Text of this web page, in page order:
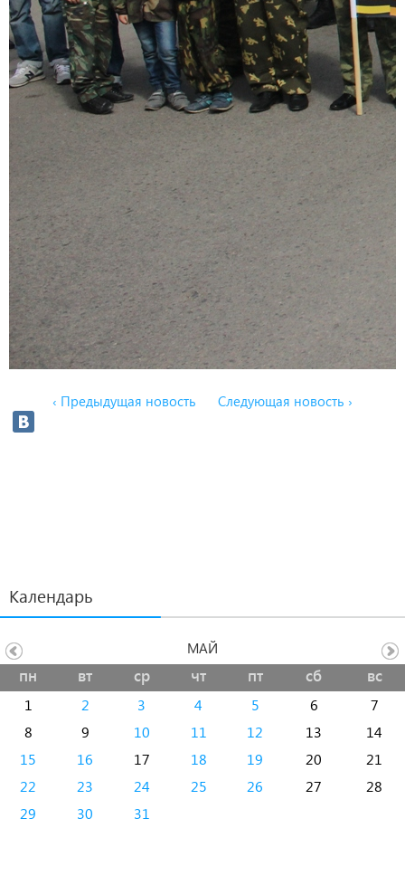
‹ Предыдущая новость Следующая новость ›
Календарь
пн вт ср чт пт сб вс
1 2 3 4 5 6
7
8
9 10 11 12 13
14
15
16 17 18 19 20
21
22
23 24 25 26 27
28
29
30 31
МАЙ